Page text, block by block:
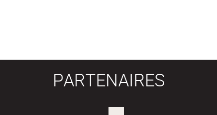
PARTENAIRES